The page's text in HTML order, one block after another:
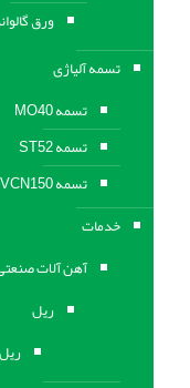
ورق
تسمه آلیاژی
تسمه MO40
تسمه ST52
تسمه VCN150
خدمات
آهن آلات
ریل